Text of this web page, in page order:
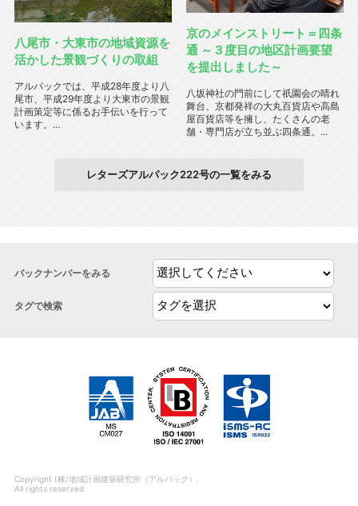
八尾市・大東市の地域資源を
活かした景観づくりの取組
アルパックでは、平成28年度より八
尾市、平成29年度より大東市の景観
計画策定等に係るお手伝いを行って
います。...
京のメインストリート＝四条
通 ～３度目の地区計画要望
を提出しました～
八坂神社の門前にして祇園会の晴れ
舞台、京都発祥の大丸百貨店や高島
屋百貨店等を擁し、たくさんの老
舗・専門店が立ち並ぶ四条通。...
レターズアルパック222号の一覧をみる
バックナンバーをみる
タグで検索
Copyright (株)地域計画建築研究所（アルパック）.
All rights reserved